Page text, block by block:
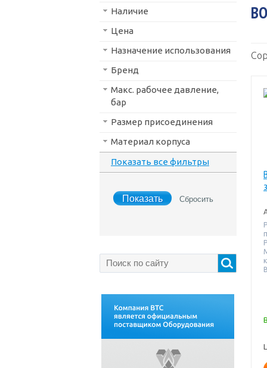
Наличие
Цена
Назначение использования
Бренд
Макс. рабочее давление,
бар
Размер присоединения
Материал корпуса
Показать все фильтры